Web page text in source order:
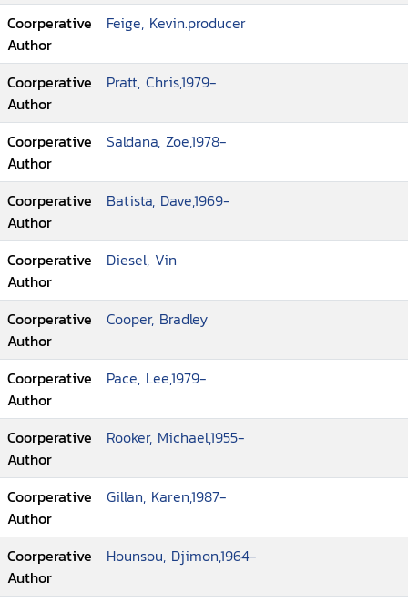
Coorperative
Author
Feige, Kevin.producer
Coorperative
Author
Pratt, Chris,1979-
Coorperative
Author
Saldana, Zoe,1978-
Coorperative
Author
Batista, Dave,1969-
Coorperative
Author
Diesel, Vin
Coorperative
Author
Cooper, Bradley
Coorperative
Author
Pace, Lee,1979-
Coorperative
Author
Rooker, Michael,1955-
Coorperative
Author
Gillan, Karen,1987-
Coorperative
Author
Hounsou, Djimon,1964-